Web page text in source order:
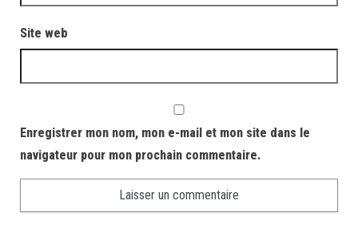
Site web
Enregistrer mon nom, mon e-mail et mon site dans le
navigateur pour mon prochain commentaire.